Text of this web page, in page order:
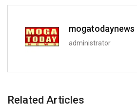
mogatodaynews
administrator
Related Articles